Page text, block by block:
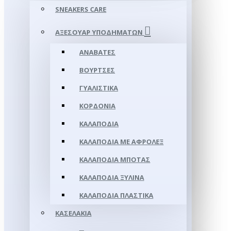
SNEAKERS CARE
ΑΞΕΣΟΥΑΡ ΥΠΟΔΗΜΆΤΩΝ
ΑΝΑΒΆΤΕΣ
ΒΟΎΡΤΣΕΣ
ΓΥΑΛΙΣΤΙΚΆ
ΚΟΡΔΌΝΙΑ
ΚΑΛΑΠΌΔΙΑ
ΚΑΛΑΠΌΔΙΑ ΜΕ ΑΦΡΟΛΕΞ
ΚΑΛΑΠΌΔΙΑ ΜΠΌΤΑΣ
ΚΑΛΑΠΌΔΙΑ ΞΎΛΙΝΑ
ΚΑΛΑΠΌΔΙΑ ΠΛΑΣΤΙΚΆ
ΚΑΣΕΛΆΚΙΑ